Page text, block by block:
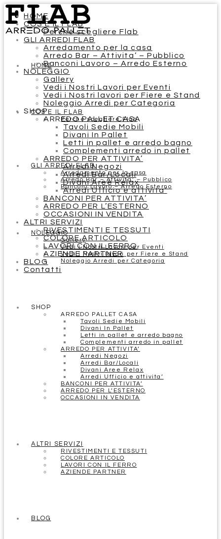
HOME
COS’E IL FLAB
Perchè scegliere Flab
GLI ARREDI FLAB
Arredamento per la casa
Arredo Bar – Attivita’ – Pubblico
Banconi Lavoro – Arredo Esterno
NOLEGGIO
Gallery
Vedi i Nostri Lavori per Eventi
Vedi i Nostri lavori per Fiere e Stand
Noleggio Arredi per Categoria
SHOP
ARREDO PALLET CASA
Tavoli Sedie Mobili
Divani In Pallet
Letti in pallet e arredo bagno
Complementi arredo in pallet
ARREDO PER ATTIVITA’
Arredi Negozi
Arredi Bar/Locali
Divani Aree Relax
Arredi Ufficio e attivita’
BANCONI PER ATTIVITA’
ARREDO PER L’ESTERNO
OCCASIONI IN VENDITA
ALTRI SERVIZI
RIVESTIMENTI E TESSUTI
COLORE ARTICOLO
LAVORI CON IL FERRO
AZIENDE PARTNER
BLOG
Contatti
HOME
COS’E IL FLAB
Perchè scegliere Flab
GLI ARREDI FLAB
Arredamento per la casa
Arredo Bar – Attivita’ – Pubblico
Banconi Lavoro – Arredo Esterno
NOLEGGIO
Gallery
Vedi i Nostri Lavori per Eventi
Vedi i Nostri lavori per Fiere e Stand
Noleggio Arredi per Categoria
SHOP
ARREDO PALLET CASA
Tavoli Sedie Mobili
Divani In Pallet
Letti in pallet e arredo bagno
Complementi arredo in pallet
ARREDO PER ATTIVITA’
Arredi Negozi
Arredi Bar/Locali
Divani Aree Relax
Arredi Ufficio e attivita’
BANCONI PER ATTIVITA’
ARREDO PER L’ESTERNO
OCCASIONI IN VENDITA
ALTRI SERVIZI
RIVESTIMENTI E TESSUTI
COLORE ARTICOLO
LAVORI CON IL FERRO
AZIENDE PARTNER
BLOG